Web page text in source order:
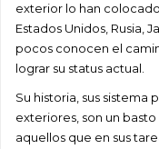
exterior lo han
Estados Unidos, Rusia,
pocos conocen el
lograr su status actual.
Su historia, sus sistema
exteriores, son un
aquellos que en sus